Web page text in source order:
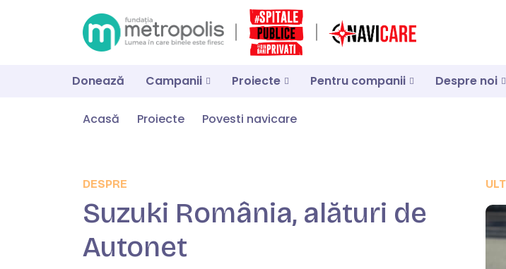
Donează Campanii Proiecte Pentru companii Despre noi
Acasă Proiecte Povesti navicare
DESPRE
Suzuki România, alături de
Autonet